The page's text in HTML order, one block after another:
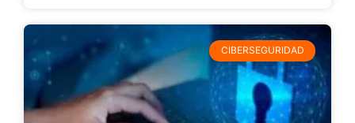
CIBERSEGURIDAD